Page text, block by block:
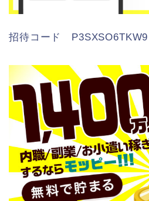
招待コード P3SXSO6TKW9